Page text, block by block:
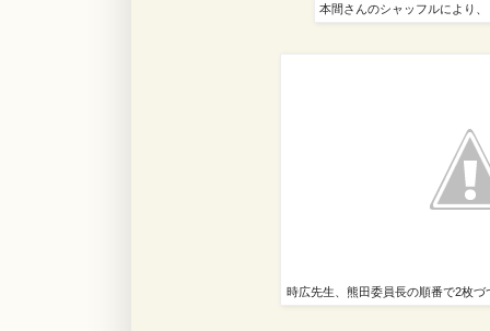
本間さんのシャッフルにより
時広先生、熊田委員長の順番で2枚